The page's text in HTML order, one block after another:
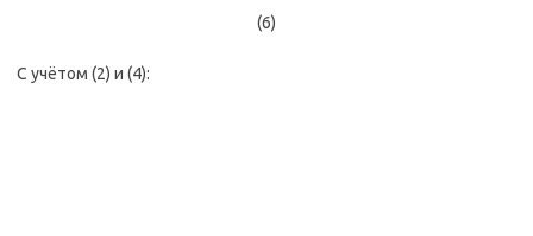
(6)
С учётом (2) и (4):